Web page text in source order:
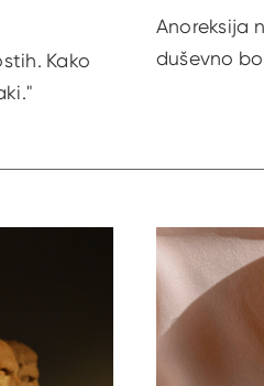
Kako
Anoreksija
duševno